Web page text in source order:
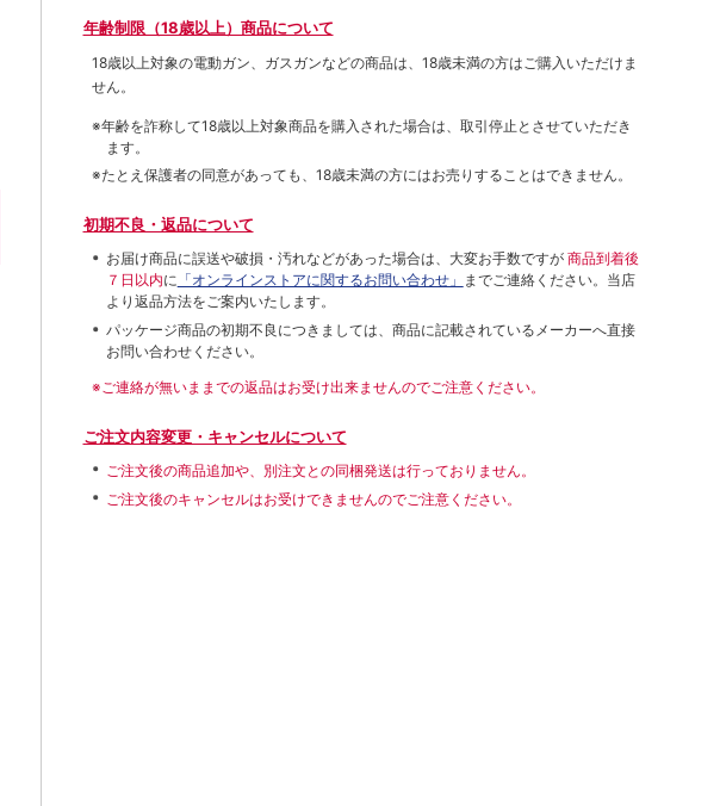
年齢制限（18歳以上）商品について
18歳以上対象の電動ガン、ガスガンなどの商品は、18歳未満の方はご購入いただけま
せん。
※年齢を詐称して18歳以上対象商品を購入された場合は、取引停止とさせていただき
ます。
※たとえ保護者の同意があっても、18歳未満の方にはお売りすることはできません。
初期不良・返品について
お届け商品に誤送や破損・汚れなどがあった場合は、大変お手数ですが 商品到着後
７日以内に 「オンラインストアに関するお問い合わせ」 までご連絡ください。当店
より返品方法をご案内いたします。
パッケージ商品の初期不良につきましては、商品に記載されているメーカーへ直接
お問い合わせください。
※ご連絡が無いままでの返品はお受け出来ませんのでご注意ください。
ご注文内容変更・キャンセルについて
ご注文後の商品追加や、別注文との同梱発送は行っておりません。
ご注文後のキャンセルはお受けできませんのでご注意ください。